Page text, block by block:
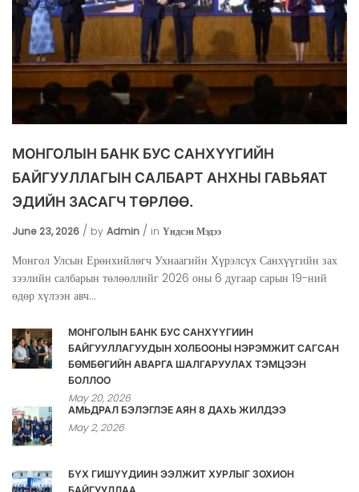
МОНГОЛЫН БАНК БУС САНХҮҮГИЙН
БАЙГУУЛЛАГЫН САЛБАРТ АНХНЫ ГАВЬЯАТ
ЭДИЙН ЗАСАГЧ ТӨРЛӨӨ.
June 23, 2026 by Admin in Үндсэн Мэдээ
Монгол Улсын Ерөнхийлөгч Ухнаагийн Хүрэлсүх Санхүүгийн зах
зээлийн салбарын төлөөллийг 2026 оны 6 дугаар сарын 19-ний
өдөр хүлээн авч...
МОНГОЛЫН БАНК БУС САНХҮҮГИЙН
БАЙГУУЛЛАГУУДЫН ХОЛБООНЫ НЭРЭМЖИТ САГСАН
БӨМБӨГИЙН АВАРГА ШАЛГАРУУЛАХ ТЭМЦЭЭН
БОЛЛОО
May 20, 2026
АМЬДРАЛ БЭЛЭГЛЭЕ АЯН 8 ДАХЬ ЖИЛДЭЭ
May 2, 2026
БҮХ ГИШҮҮДИЙН ЭЭЛЖИТ ХУРЛЫГ ЗОХИОН